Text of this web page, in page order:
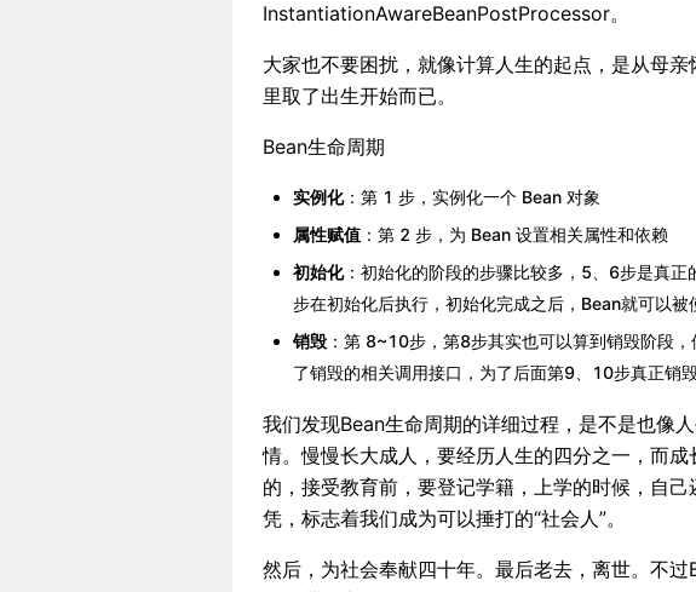
InstantiationAwareBeanPostProcessor。
大家也不要困扰，就像计算人生的起点，是从母
里取了出生开始而已。
Bean生命周期
实例化：第 1 步，实例化一个 Bean 对象
属性赋值 ：第 2 步，为 Bean 设置相关属性和依赖
初始化：初始化的阶段的步骤比较多，5、6步是真
步在初始化后执行，初始化完成之后，Bean就可以被
销毁 ：第 8~10步，第8步其实也可以算到销毁阶段
了销毁的相关调用接口，为了后面第9、10步真正销
我们发现Bean生命周期的详细过程，是不是也像
情。慢慢长大成人，要经历人生的四分之一，而
的，接受教育前，要登记学籍，上学的时候，自
凭，标志着我们成为可以捶打的“社会人”。
然后，为社会奉献四十年。最后老去，离世。不